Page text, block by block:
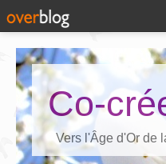
Co-
Vers l'Âge d'Or de